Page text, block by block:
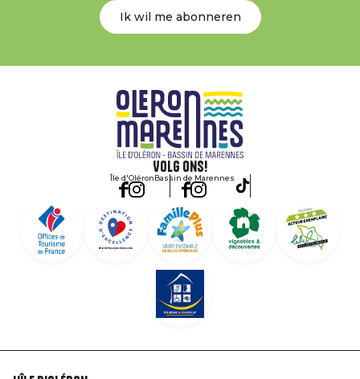
Ik wil me abonneren
Volg ons!
Île d'OléronBassin de Marennes